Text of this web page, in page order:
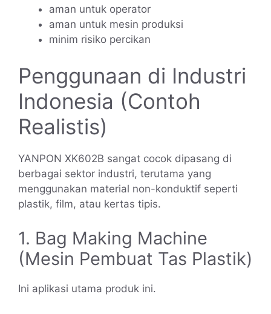
aman untuk operator
aman untuk mesin produksi
minim risiko percikan
Penggunaan di Industri
Indonesia (Contoh
Realistis)
YANPON XK602B sangat cocok dipasang di
berbagai sektor industri, terutama yang
menggunakan material non-konduktif seperti
plastik, film, atau kertas tipis.
1. Bag Making Machine
(Mesin Pembuat Tas Plastik)
Ini aplikasi utama produk ini.